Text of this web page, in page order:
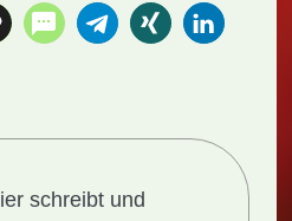
schreibt und